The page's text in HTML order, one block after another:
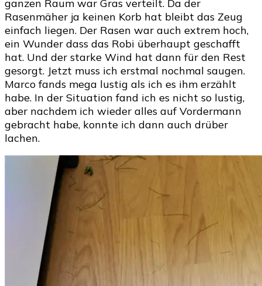
ganzen Raum war Gras verteilt. Da der
Rasenmäher ja keinen Korb hat bleibt das Zeug
einfach liegen. Der Rasen war auch extrem hoch,
ein Wunder dass das Robi überhaupt geschafft
hat. Und der starke Wind hat dann für den Rest
gesorgt. Jetzt muss ich erstmal nochmal saugen.
Marco fands mega lustig als ich es ihm erzählt
habe. In der Situation fand ich es nicht so lustig,
aber nachdem ich wieder alles auf Vordermann
gebracht habe, konnte ich dann auch drüber
lachen.